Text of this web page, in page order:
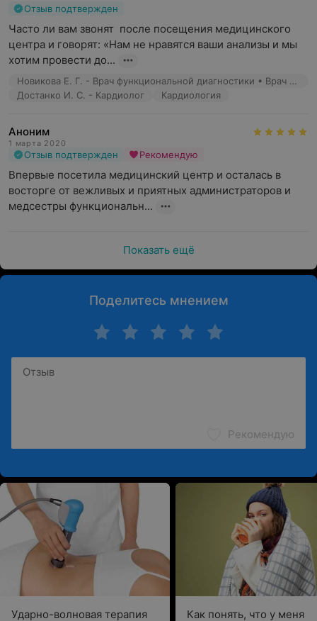
Отзыв подтвержден
Часто ли вам звонят  после посещения медицинского
центра и говорят: «Нам не нравятся ваши анализы и мы
хотим провести до...
Новикова Е. Г. - Врач функциональной диагностики • Врач УЗД
Достанко И. С. - Кардиолог
Кардиология
Аноним
1 марта 2020
Отзыв подтвержден Рекомендую
Впервые посетила медицинский центр и осталась в
восторге от вежливых и приятных администраторов и
медсестры функциональн...
Показать ещё
Поделитесь мнением
Рекомендую
Ударно-волновая терапия
Как понять, что у меня